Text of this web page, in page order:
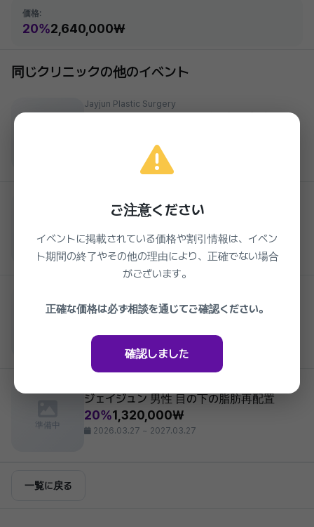
価格:
20%2,640,000₩
同じクリニックの他のイベント
Jayjun Plastic Surgery
ジェイジュン トーンアップ＆光彩注射 白玉
39,000₩
2026.03.27 ~ 2027.03.27
準備中
ジェイジュン 皮膚管理 エポレックス
2026.03.27 ~ 2027.03.27
ジェイジュン オーダーメイドピーリング
2026.03.27 ~ 2027.03.27
準備中
ジェイジュン 男性 目の下の脂肪再配置
20%1,320,000₩
2026.03.27 ~ 2027.03.27
一覧に戻る
ご注意ください
イベントに掲載されている価格や割引情報は、イベン
ト期間の終了やその他の理由により、正確でない場合
がございます。
正確な価格は必ず相談を通じてご確認ください。
確認しました